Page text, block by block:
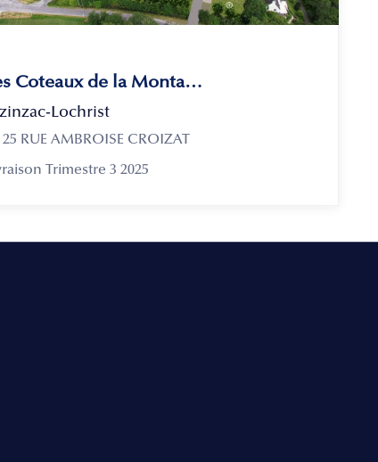
Les Coteaux de la Montagne
Lochrist
25 RUE AMBROISE CROIZAT
Trimestre 3 2025